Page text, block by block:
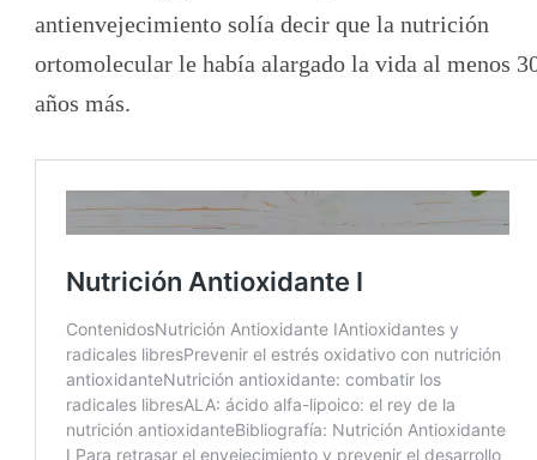
antienvejecimiento solía decir que la nutrición
ortomolecular le había alargado la vida al menos
años más.